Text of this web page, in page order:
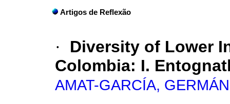
Artigos de Reflexão
·
Diversity of Lower
Colombia: I.
AMAT-GARCÍA, GERMÁN